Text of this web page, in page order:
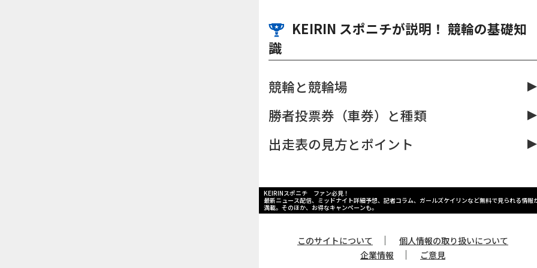
KEIRIN スポニチが説明！ 競輪の基礎知
識
競輪と競輪場
勝者投票券（車券）と種類
出走表の見方とポイント
KEIRINスポニチ ファン必見！
最新ニュース配信、ミッドナイト詳細予想、記者コラム、ガールズケイリンなど無料で見られる情報
満載。そのほか、お得なキャンペーンも。
このサイトについて ｜
個人情報の取り扱いについて
企業情報
｜ ご意見